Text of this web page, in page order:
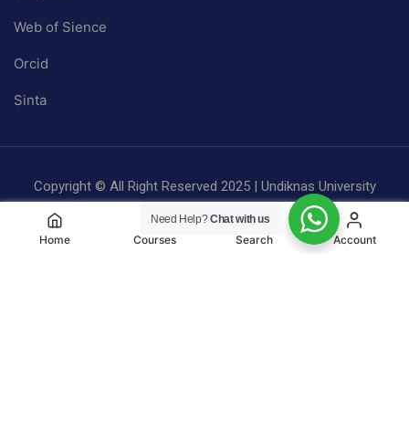
Web of Sience
Orcid
Sinta
Copyright © All Right Reserved 2025 | Undiknas University
Privacy Terms Sitemap
Need Help?Chat with us
Home Courses Search Account